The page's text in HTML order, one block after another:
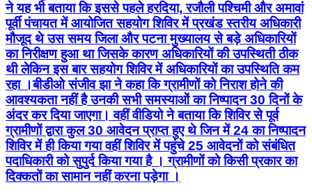
ने यह भी बताया कि इससे पहले हरदिया, रजौली पश्चिमी और अमावां
पूर्वी पंचायत में आयोजित सहयोग शिविर में प्रखंड स्तरीय अधिकारी
मौजूद थे उस समय जिला और पटना मुख्यालय से बड़े अधिकारियों
का निरीक्षण हुआ था जिसके कारण अधिकारियों की उपस्थिती ठीक
थी लेकिन इस बार सहयोग शिविर में अधिकारियों का उपस्थिति कम
रहा ।बीडीओ संजीव झा ने कहा कि ग्रामीणों को निराश होने की
आवश्यकता नहीं है उनकी सभी समस्याओं का निष्पादन 30 दिनों के
अंदर कर दिया जाएगा। वहीं वीडियो ने बताया कि शिविर से पूर्व
ग्रामीणों द्वारा कुल 30 आवेदन प्राप्त हुए थे जिन में 24 का निष्पादन
शिविर में ही किया गया वहीं शिविर में पहुंचे 25 आवेदनों को संबंधित
पदाधिकारी को सुपुर्द किया गया है । ग्रामीणों को किसी प्रकार का
दिक्कतों का सामान नहीं करना पड़ेगा ।